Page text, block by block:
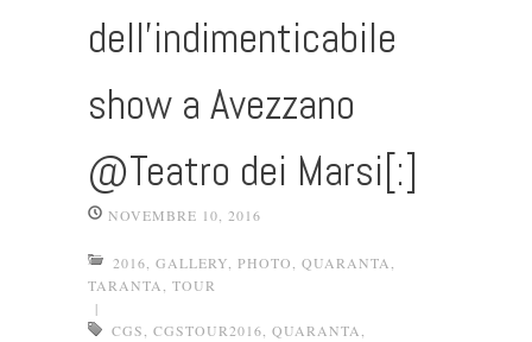
dell’indimenticabile
show a Avezzano
@Teatro dei Marsi[:]
NOVEMBRE 10, 2016
2016, GALLERY, PHOTO, QUARANTA,
TARANTA, TOUR
|
CGS, CGSTOUR2016, QUARANTA,